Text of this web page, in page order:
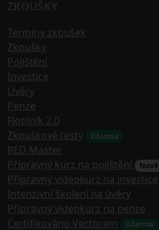
Termíny zkoušek
Zkoušky
Pojištění
Investice
Úvěry
Penze
Flotilník 2.0
Zkouškové testy
Zdarma
RED Master
Přípravný kurz na pojištění
Nové
Přípravný videokurz na investice
Intenzivní školení na úvěry
Přípravný videokurz na penze
Certifikováno Vectorem
Zdarma